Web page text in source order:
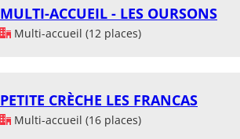
MULTI-ACCUEIL - LES OURSONS
Multi-accueil (12 places)
PETITE CRÈCHE LES FRANCAS
Multi-accueil (16 places)